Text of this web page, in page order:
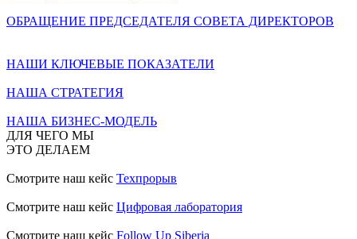
ОБРАЩЕНИЕ ПРЕДСЕДАТЕЛЯ СОВЕТА ДИРЕКТОРОВ
НАШИ КЛЮЧЕВЫЕ ПОКАЗАТЕЛИ
НАША СТРАТЕГИЯ
НАША БИЗНЕС-МОДЕЛЬ
ДЛЯ ЧЕГО МЫ
ЭТО ДЕЛАЕМ
Смотрите наш кейс Техпрорыв
Смотрите наш кейс Цифровая лаборатория
Смотрите наш кейс Follow Up Siberia